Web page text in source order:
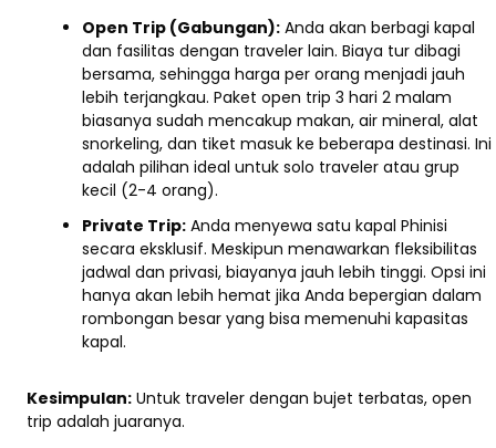
Open Trip (Gabungan): Anda akan berbagi kapal
dan fasilitas dengan traveler lain. Biaya tur dibagi
bersama, sehingga harga per orang menjadi jauh
lebih terjangkau. Paket open trip 3 hari 2 malam
biasanya sudah mencakup makan, air mineral, alat
snorkeling, dan tiket masuk ke beberapa destinasi. Ini
adalah pilihan ideal untuk solo traveler atau grup
kecil (2-4 orang).
Private Trip: Anda menyewa satu kapal Phinisi
secara eksklusif. Meskipun menawarkan fleksibilitas
jadwal dan privasi, biayanya jauh lebih tinggi. Opsi ini
hanya akan lebih hemat jika Anda bepergian dalam
rombongan besar yang bisa memenuhi kapasitas
kapal.
Kesimpulan: Untuk traveler dengan bujet terbatas, open
trip adalah juaranya.